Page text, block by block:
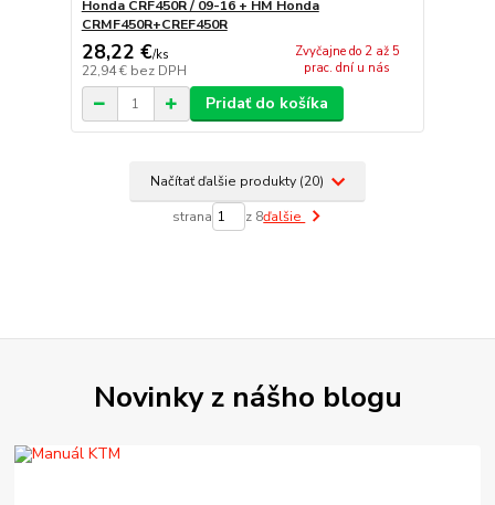
Honda CRF450R / 09-16 + HM Honda
CRMF450R+CREF450R
28,22 €/ks
22,94 € bez DPH
Zvyčajne do 2 až 5
prac. dní u nás
Pridať do košíka
Načítať ďalšie produkty (20)
strana z 8ďalšie
Novinky z nášho blogu